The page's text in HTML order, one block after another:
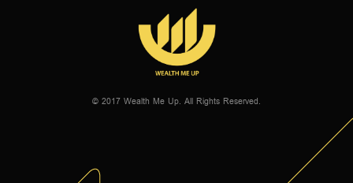
© 2017 Wealth Me Up. All Rights Reserved.